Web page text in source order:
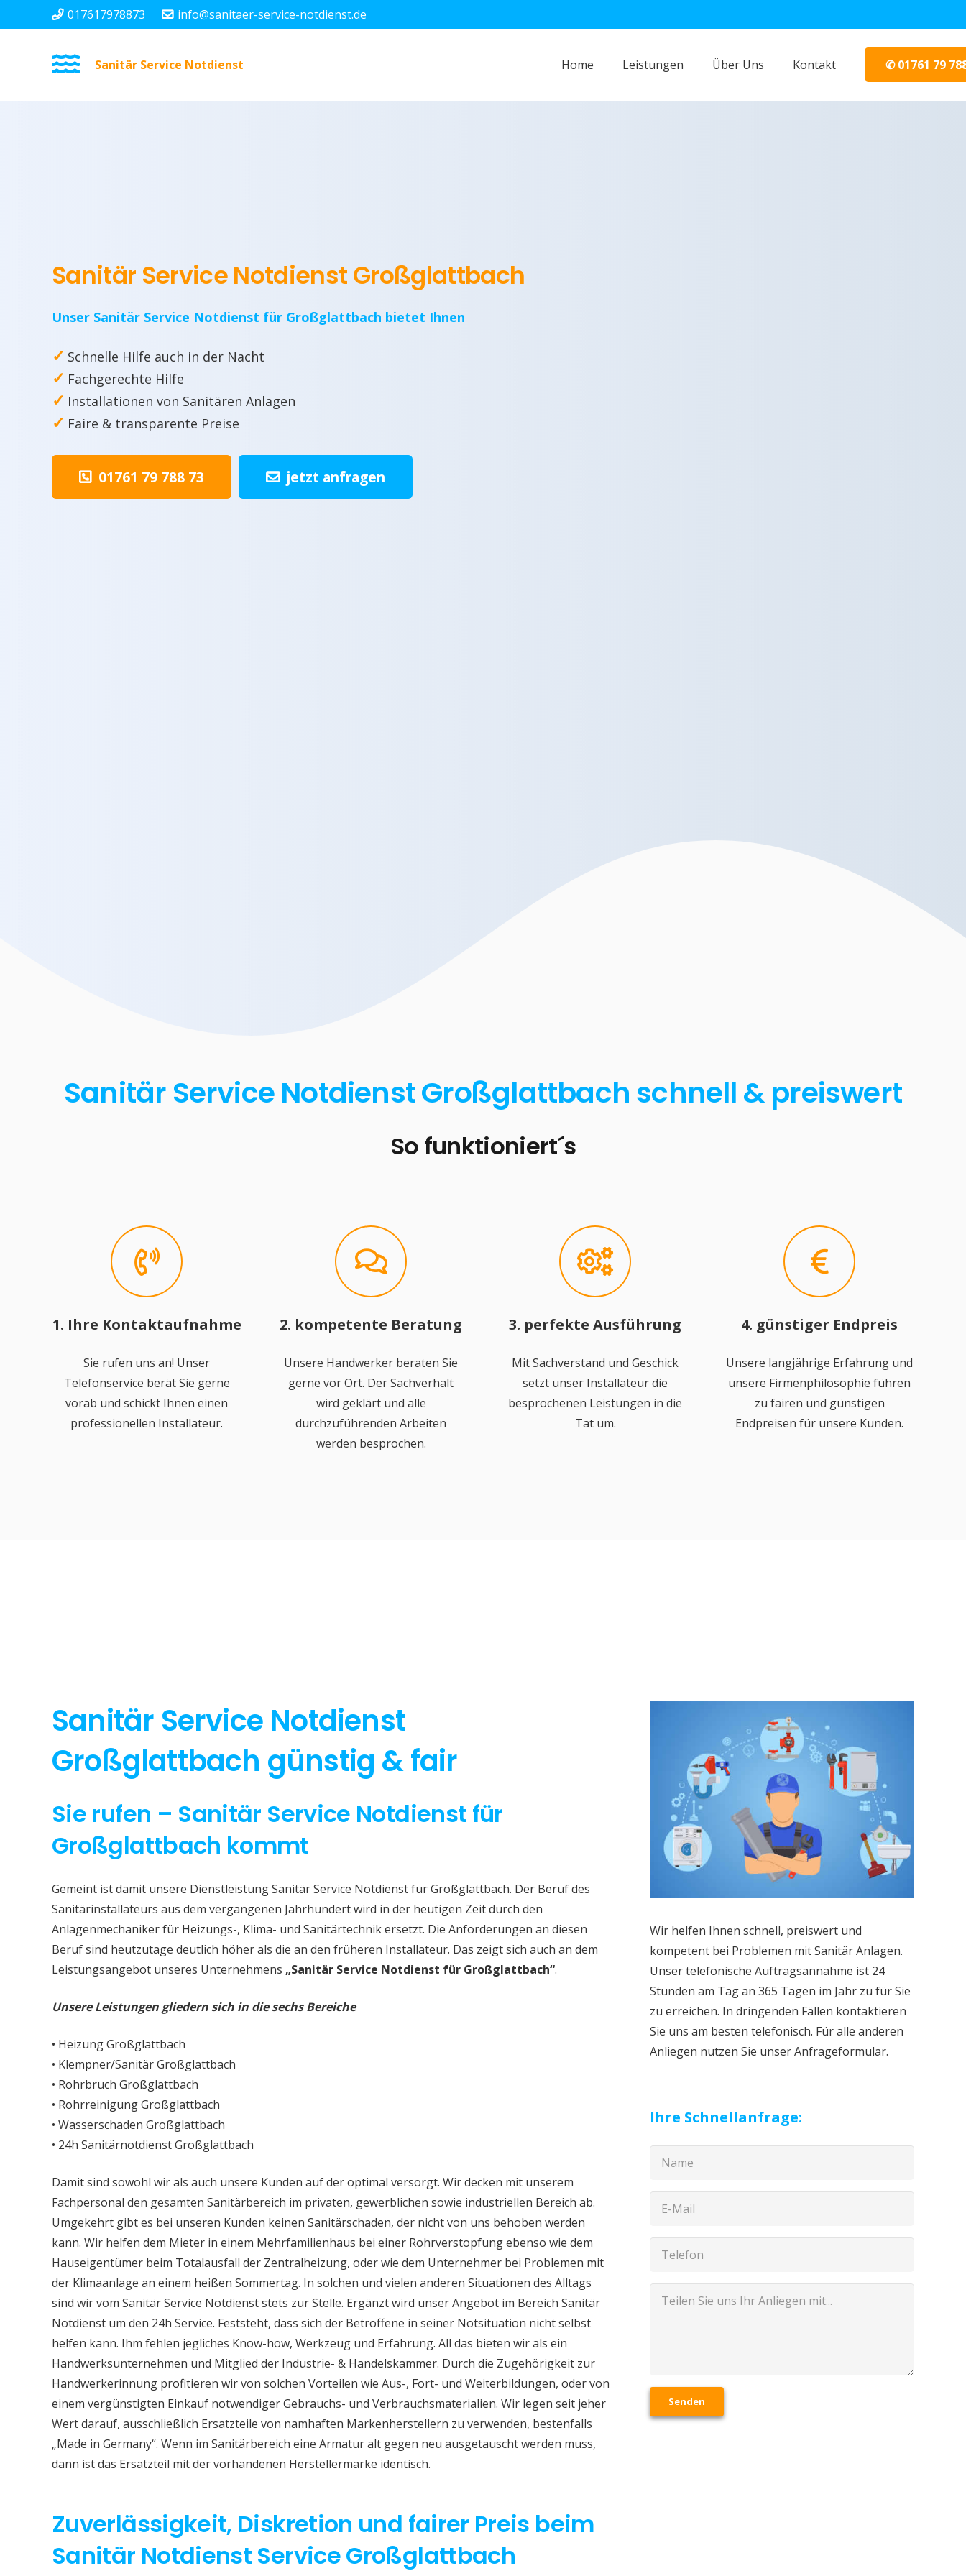
017617978873 info@sanitaer-service-notdienst.de
Sanitär Service Notdienst Home Leistungen Über Uns Kontakt ✆ 01761 79
Sanitär Service Notdienst Großglattbach
Unser Sanitär Service Notdienst für Großglattbach bietet Ihnen
✓ Schnelle Hilfe auch in der Nacht
✓ Fachgerechte Hilfe
✓ Installationen von Sanitären Anlagen
✓ Faire & transparente Preise
01761 79 788 73 jetzt anfragen
Sanitär Service Notdienst Großglattbach schnell & preiswert
So funktioniert´s
1. Ihre Kontaktaufnahme
Sie rufen uns an! Unser
Telefonservice berät Sie gerne
vorab und schickt Ihnen einen
professionellen Installateur.
2. kompetente Beratung
Unsere Handwerker beraten Sie
gerne vor Ort. Der Sachverhalt
wird geklärt und alle
durchzuführenden Arbeiten
werden besprochen.
3. perfekte Ausführung
Mit Sachverstand und Geschick
setzt unser Installateur die
besprochenen Leistungen in die
Tat um.
4. günstiger Endpreis
Unsere langjährige Erfahrung und
unsere Firmenphilosophie führen
zu fairen und günstigen
Endpreisen für unsere Kunden.
Sanitär Service Notdienst
Großglattbach günstig & fair
Sie rufen – Sanitär Service Notdienst für
Großglattbach kommt
Gemeint ist damit unsere Dienstleistung Sanitär Service Notdienst für Großglattbach. Der Beruf des
Sanitärinstallateurs aus dem vergangenen Jahrhundert wird in der heutigen Zeit durch den
Anlagenmechaniker für Heizungs-, Klima- und Sanitärtechnik ersetzt. Die Anforderungen an diesen
Beruf sind heutzutage deutlich höher als die an den früheren Installateur. Das zeigt sich auch an dem
Leistungsangebot unseres Unternehmens „Sanitär Service Notdienst für Großglattbach“.
Unsere Leistungen gliedern sich in die sechs Bereiche
• Heizung Großglattbach
• Klempner/Sanitär Großglattbach
• Rohrbruch Großglattbach
• Rohrreinigung Großglattbach
• Wasserschaden Großglattbach
• 24h Sanitärnotdienst Großglattbach
Damit sind sowohl wir als auch unsere Kunden auf der optimal versorgt. Wir decken mit unserem
Fachpersonal den gesamten Sanitärbereich im privaten, gewerblichen sowie industriellen Bereich ab.
Umgekehrt gibt es bei unseren Kunden keinen Sanitärschaden, der nicht von uns behoben werden
kann. Wir helfen dem Mieter in einem Mehrfamilienhaus bei einer Rohrverstopfung ebenso wie dem
Hauseigentümer beim Totalausfall der Zentralheizung, oder wie dem Unternehmer bei Problemen mit
der Klimaanlage an einem heißen Sommertag. In solchen und vielen anderen Situationen des Alltags
sind wir vom Sanitär Service Notdienst stets zur Stelle. Ergänzt wird unser Angebot im Bereich Sanitär
Notdienst um den 24h Service. Feststeht, dass sich der Betroffene in seiner Notsituation nicht selbst
helfen kann. Ihm fehlen jegliches Know-how, Werkzeug und Erfahrung. All das bieten wir als ein
Handwerksunternehmen und Mitglied der Industrie- & Handelskammer. Durch die Zugehörigkeit zur
Handwerkerinnung profitieren wir von solchen Vorteilen wie Aus-, Fort- und Weiterbildungen, oder von
einem vergünstigten Einkauf notwendiger Gebrauchs- und Verbrauchsmaterialien. Wir legen seit jeher
Wert darauf, ausschließlich Ersatzteile von namhaften Markenherstellern zu verwenden, bestenfalls
„Made in Germany“. Wenn im Sanitärbereich eine Armatur alt gegen neu ausgetauscht werden muss,
dann ist das Ersatzteil mit der vorhandenen Herstellermarke identisch.
Zuverlässigkeit, Diskretion und fairer Preis beim
Sanitär Notdienst Service Großglattbach
Wir helfen Ihnen schnell, preiswert und
kompetent bei Problemen mit Sanitär Anlagen.
Unser telefonische Auftragsannahme ist 24
Stunden am Tag an 365 Tagen im Jahr zu für Sie
zu erreichen. In dringenden Fällen kontaktieren
Sie uns am besten telefonisch. Für alle anderen
Anliegen nutzen Sie unser Anfrageformular.
Ihre Schnellanfrage:
Senden